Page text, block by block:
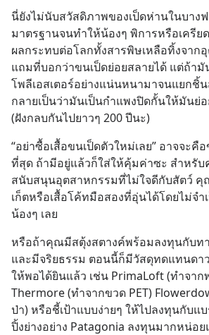
นี่ยังไม่นับสวัสดิภาพของเป็ดห่านในบาง
มาตรฐานจนทำให้น้องๆ พิการหรือเครีย
ผลกระทบต่อโลกทั้งสารพิษเหลือทิ้งจาก
แถมที่บอกว่าขนเป็ดย่อยสลายได้ แต่ถ้ามั
โพลีเอสเตอร์อย่างแน่นหนามาจนแยกชิ้
กลายเป็นว่ามันเป็นกำแพงปิดกั้นให้มันย่
(ฝังกลบกันไปยาวๆ 200 ปีนะ)
“อย่าซื้อเสื้อขนเป็ดตัวใหม่เลย” อาจจะคื
ที่สุด ถ้ามีอยู่แล้วก็ใส่ให้คุ้มค่าซะ สำหรั
สนับสนุนอุตสาหกรรมที่ไม่ใจดีกับสัตว์ คุ
เก็ตหรือเสื้อโค้ทมือสองที่อุ่นได้โดยไม่จ
น้องๆ เลย
หรือถ้าคุณมีสตุ้งสตางค์พร้อมลงทุนกับท
และมีจริยธรรม ตอนนี้ก็มีวัสดุทดแทนดา
ให้พอได้ยินแล้ว เช่น PrimaLoft (ทำจาก
Thermore (ทำจากขวด PET)
ป่า) หรือชี้เป้าแบบง่ายๆ ให้ไปลงทุนกับแบ
ปิ้งย่างอย่าง Patagonia ลงทุนมากหน่อ